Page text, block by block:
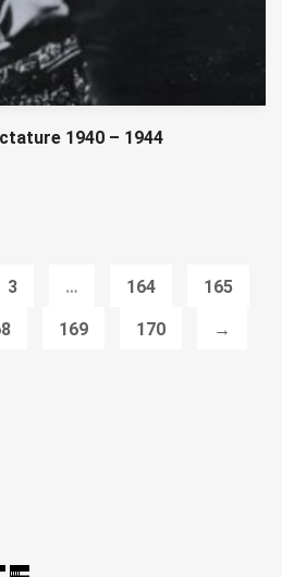
1940 – 1944
3 … 164 165
169 170 →